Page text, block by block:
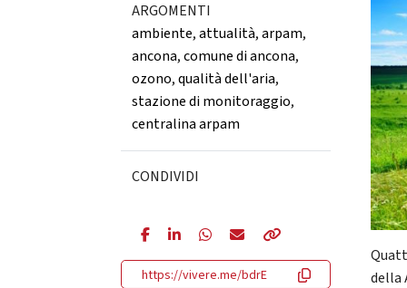
ARGOMENTI
ambiente,attualità,arpam,
ancona,comune di ancona,
ozono,qualità dell'aria,
stazione di monitoraggio,
centralina arpam
CONDIVIDI
https://vivere.me/bdrE
della